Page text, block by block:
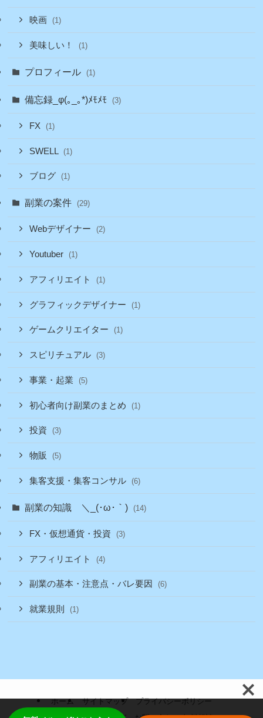
映画 (1)
美味しい！ (1)
プロフィール (1)
備忘録_φ(｡_｡*)ﾒﾓﾒﾓ (3)
FX (1)
SWELL (1)
ブログ (1)
副業の案件 (29)
Webデザイナー (2)
Youtuber (1)
アフィリエイト (1)
グラフィックデザイナー (1)
ゲームクリエイター (1)
スピリチュアル (3)
事業・起業 (5)
初心者向け副業のまとめ (1)
投資 (3)
物販 (5)
集客支援・集客コンサル (6)
副業の知識 ＼_(･ω･｀) (14)
FX・仮想通貨・投資 (3)
アフィリエイト (4)
副業の基本・注意点・バレ要因 (6)
就業規則 (1)
ホーム サイトマップ
プライバシーポリシー